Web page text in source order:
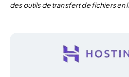
des outils de transfert de fichiers en